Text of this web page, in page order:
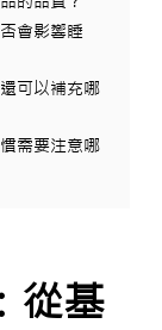
會影響睡
可以補充哪
需要注意哪
從基